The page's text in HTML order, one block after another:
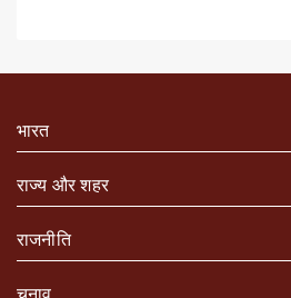
भारत
राज्य और शहर
राजनीति
चुनाव